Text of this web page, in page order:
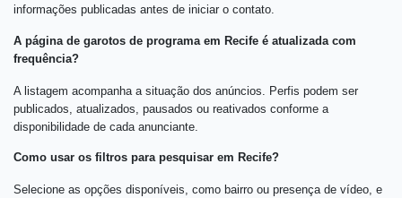
informações publicadas antes de iniciar o contato.
A página de garotos de programa em Recife é atualizada com
frequência?
A listagem acompanha a situação dos anúncios. Perfis podem ser
publicados, atualizados, pausados ou reativados conforme a
disponibilidade de cada anunciante.
Como usar os filtros para pesquisar em Recife?
Selecione as opções disponíveis, como bairro ou presença de vídeo, e